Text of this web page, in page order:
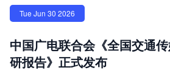
Tue Jun 30 2026
中国广电联合会《全国交通
研报告》正式发布